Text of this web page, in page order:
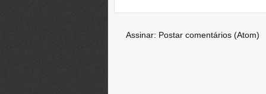
Assinar: Postar comentários (Atom)